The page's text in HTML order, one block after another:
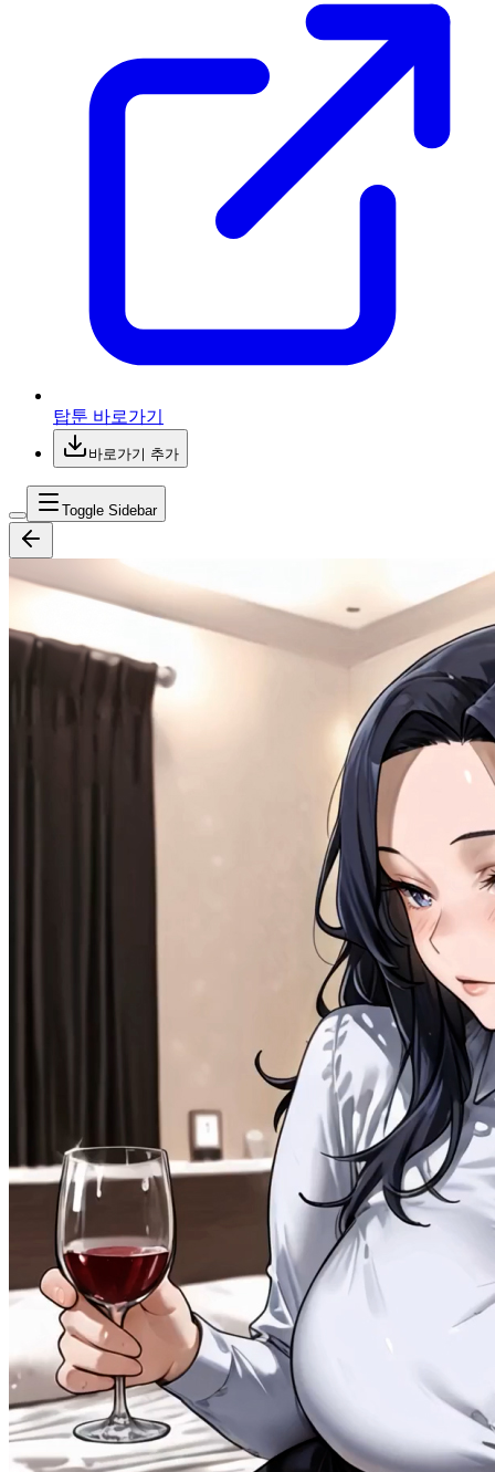
탑툰 바로가기
바로가기 추가
Toggle Sidebar